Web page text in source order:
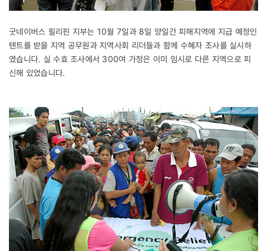
굿네이버스 필리핀 지부는 10월 7일과 8일 양일간 피해지역에 지급 예정인
텐트를 받을 지역 공무원과 지역사회 리더들과 함께 수혜자 조사를 실시하
였습니다. 실 수효 조사에서 300여 가정은 이미 임시로 다른 지역으로 피
신해 있었습니다.